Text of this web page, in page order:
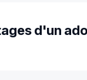
d'un